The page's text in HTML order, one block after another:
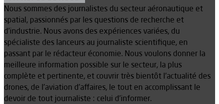
Nous sommes des journalistes du secteur aéronautique et
spatial, passionnés par les questions de recherche et
d’industrie. Nous avons des expériences variées, du
spécialiste des lanceurs au journaliste scientifique, en
passant par le rédacteur économie. Nous voulons donner la
meilleure information possible sur le secteur, la plus
complète et pertinente, et couvrir très bientôt l’actualité des
drones, de l’aviation d’affaires, le tout en accomplissant le
devoir de tout journaliste : celui d’informer.